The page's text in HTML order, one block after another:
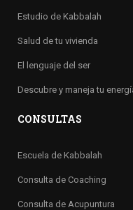
Estudio de Kabbalah
Salud de tu vivienda
El lenguaje del ser
Descubre y maneja tu
CONSULTAS
Escuela de Kabbalah
Consulta de Coaching
Consulta de Acupuntura